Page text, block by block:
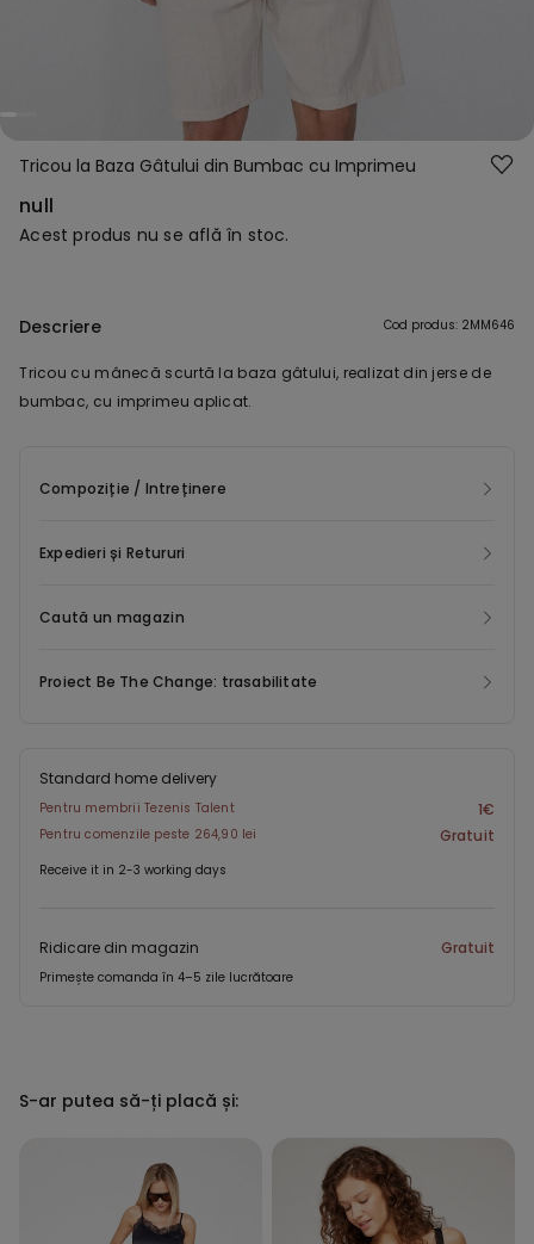
Tricou la Baza Gâtului din Bumbac cu Imprimeu
null
Acest produs nu se află în stoc.
Descriere Cod produs: 2MM646
Tricou cu mânecă scurtă la baza gâtului, realizat din jerse de
bumbac, cu imprimeu aplicat.
Compoziție / Intreținere
Expedieri și Retururi
Caută un magazin
Proiect Be The Change: trasabilitate
Standard home delivery
Pentru membrii Tezenis Talent 1€
Pentru comenzile peste 264,90 lei Gratuit
Receive it in 2-3 working days
Ridicare din magazin Gratuit
Primește comanda în 4–5 zile lucrătoare
S-ar putea să-ți placă și: